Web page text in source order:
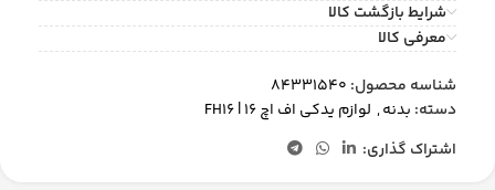
شرایط بازگشت کالا
معرفی کالا
شناسه محصول: 84331540
دسته: بدنه, لوازم یدکی اف اچ 16 | FH16
اشتراک گذاری: